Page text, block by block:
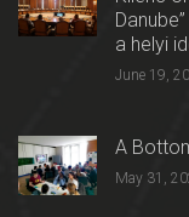
a helyi
June 19,
A
May 31,